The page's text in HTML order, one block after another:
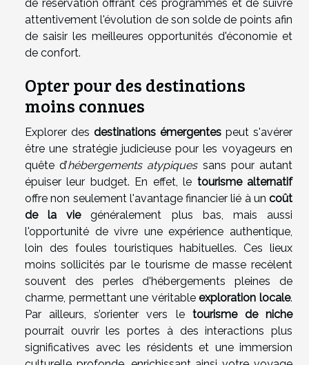
de réservation offrant ces programmes et de suivre
attentivement l'évolution de son solde de points afin
de saisir les meilleures opportunités d'économie et
de confort.
Opter pour des destinations
moins connues
Explorer des destinations émergentes peut s'avérer
être une stratégie judicieuse pour les voyageurs en
quête d’hébergements atypiquessans pour autant
épuiser leur budget. En effet, le tourisme alternatif
offre non seulement l'avantage financier lié à un coût
de la viegénéralement plus bas, mais aussi
l'opportunité de vivre une expérience authentique,
loin des foules touristiques habituelles. Ces lieux
moins sollicités par le tourisme de masse recèlent
souvent des perles d'hébergements pleines de
charme, permettant une véritableexploration locale.
Par ailleurs, s’orienter vers le tourisme de niche
pourrait ouvrir les portes à des interactions plus
significatives avec les résidents et une immersion